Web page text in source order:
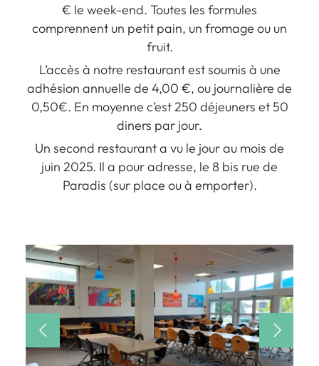
€ le week-end. Toutes les formules
comprennent un petit pain, un fromage ou un
fruit.
L’accès à notre restaurant est soumis à une
adhésion annuelle de 4,00 €, ou journalière de
0,50€. En moyenne c’est 250 déjeuners et 50
diners par jour.
Un second restaurant a vu le jour au mois de
juin 2025. Il a pour adresse, le 8 bis rue de
Paradis (sur place ou à emporter).